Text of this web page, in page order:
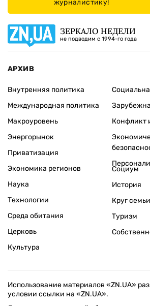
журналистику!
ЗЕРКАЛО НЕДЕЛИ
не подводим с 1994-го года
АРХИВ
Внутренняя политика
Международная политика
Макроуровень
Энергорынок
Приватизация
Экономика регионов
Конфликт
Наука
Технологии
Среда обитания
Церковь
Культура
Социум
История
Круг семьи
Туризм
Использование материалов «ZN.UA»
условии ссылки на «ZN.UA».